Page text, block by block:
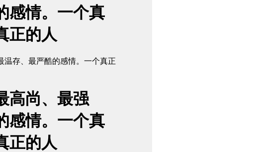
感情。一个真
正的人
温存、最严酷的感情。一个真正
高尚、最强
感情。一个真
正的人